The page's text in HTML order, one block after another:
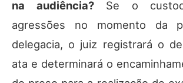
na audiência?Se o
agressões no momento da
delegacia, o juiz registrará o
ata e determinará o